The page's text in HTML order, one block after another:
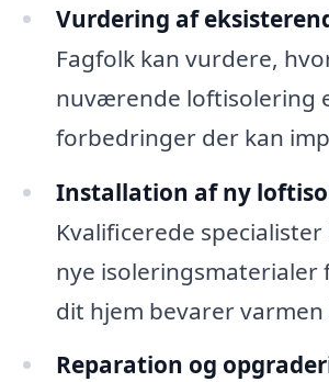
Vurdering af
Fagfolk kan vurdere,
nuværende loftisolering
forbedringer der kan
Installation af ny
Kvalificerede
nye isoleringsmaterialer
dit hjem bevarer varmen
Reparation og